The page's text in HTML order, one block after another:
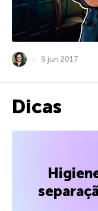
9 jun 2017
Dicas